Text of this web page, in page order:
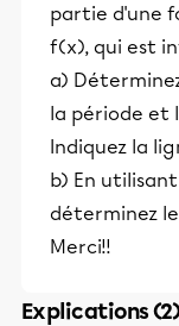
partie d'une
f(x), qui est
a)
la période et
Indiquez la
b) En
déterminez
Merci!!
Explications